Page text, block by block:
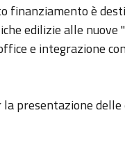
finanziamento è
edilizie alle nuove "
e integrazione
la presentazione delle